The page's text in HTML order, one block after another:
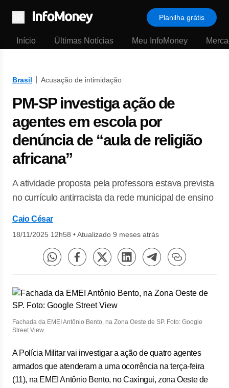
Menu
Planilha grátis
Início Últimas Notícias Meu InfoMoney
Brasil Acusação de intimidação
PM-SP investiga ação de
agentes em escola por
denúncia de “aula de religião
africana”
A atividade proposta pela professora estava prevista
no currículo antirracista da rede municipal de ensino
Caio César
18/11/2025 12h58 •Atualizado 9 meses atrás
Fachada da EMEI Antônio Bento, na Zona Oeste de SP. Foto: Google
Street View
A Polícia Militar vai investigar a ação de quatro agentes
armados que atenderam a uma ocorrência na terça-feira
(11), na EMEI Antônio Bento, no Caxingui, zona Oeste de